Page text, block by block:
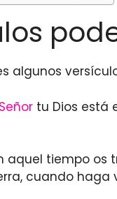
algunos
Señor tu Dios está
aquel tiempo os
cuando haga